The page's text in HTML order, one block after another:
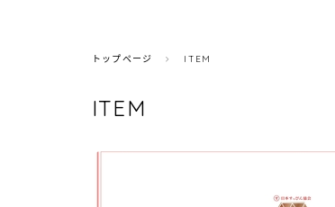
トップページ ITEM
ITEM